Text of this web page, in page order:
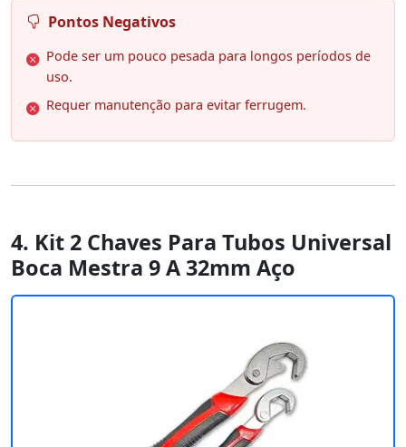
Pontos Negativos
Pode ser um pouco pesada para longos períodos de
uso.
Requer manutenção para evitar ferrugem.
4. Kit 2 Chaves Para Tubos Universal
Boca Mestra 9 A 32mm Aço